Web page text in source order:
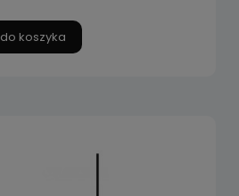
do koszyka